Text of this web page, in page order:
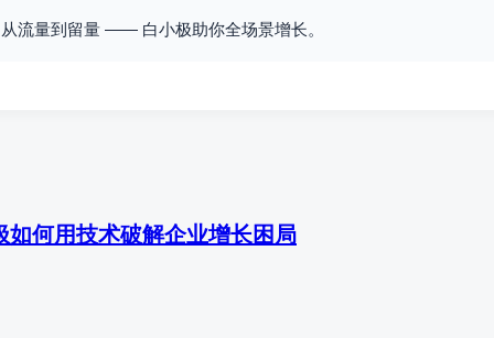
流量到留量 —— 白小极助你全场景增长。
如何用技术破解企业增长困局